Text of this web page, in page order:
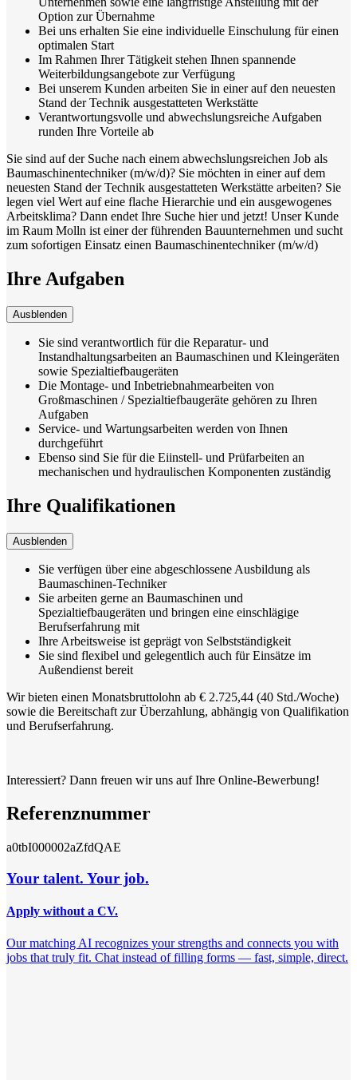
Option zur Übernahme
Bei uns erhalten Sie eine individuelle Einschulung für einen
optimalen Start
Im Rahmen Ihrer Tätigkeit stehen Ihnen spannende
Weiterbildungsangebote zur Verfügung
Bei unserem Kunden arbeiten Sie in einer auf den neuesten
Stand der Technik ausgestatteten Werkstätte
Verantwortungsvolle und abwechslungsreiche Aufgaben
runden Ihre Vorteile ab
Sie sind auf der Suche nach einem abwechslungsreichen Job als
Baumaschinentechniker (m/w/d)? Sie möchten in einer auf dem
neuesten Stand der Technik ausgestatteten Werkstätte arbeiten? Sie
legen viel Wert auf eine flache Hierarchie und ein ausgewogenes
Arbeitsklima? Dann endet Ihre Suche hier und jetzt! Unser Kunde
im Raum Molln ist einer der führenden Bauunternehmen und sucht
zum sofortigen Einsatz einen Baumaschinentechniker (m/w/d)
Ihre Aufgaben
Ausblenden
Sie sind verantwortlich für die Reparatur- und
Instandhaltungsarbeiten an Baumaschinen und Kleingeräten
sowie Spezialtiefbaugeräten
Die Montage- und Inbetriebnahmearbeiten von
Großmaschinen / Spezialtiefbaugeräte gehören zu Ihren
Aufgaben
Service- und Wartungsarbeiten werden von Ihnen
durchgeführt
Ebenso sind Sie für die Eiinstell- und Prüfarbeiten an
mechanischen und hydraulischen Komponenten zuständig
Ihre Qualifikationen
Ausblenden
Sie verfügen über eine abgeschlossene Ausbildung als
Baumaschinen-Techniker
Sie arbeiten gerne an Baumaschinen und
Spezialtiefbaugeräten und bringen eine einschlägige
Berufserfahrung mit
Ihre Arbeitsweise ist geprägt von Selbstständigkeit
Sie sind flexibel und gelegentlich auch für Einsätze im
Außendienst bereit
Wir bieten einen Monatsbruttolohn ab € 2.725,44 (40 Std./Woche)
sowie die Bereitschaft zur Überzahlung, abhängig von Qualifikation
und Berufserfahrung.
Interessiert? Dann freuen wir uns auf Ihre Online-Bewerbung!
Referenznummer
a0tbI000002aZfdQAE
Your talent. Your job.
Apply without a CV.
Our matching AI recognizes your strengths and connects you with
jobs that truly fit. Chat instead of filling forms — fast, simple, direct.